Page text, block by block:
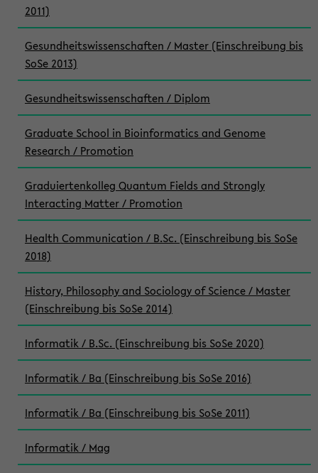
2011)
Gesundheitswissenschaften / Master (Einschreibung bis
SoSe 2013)
Gesundheitswissenschaften / Diplom
Graduate School in Bioinformatics and Genome
Research / Promotion
Graduiertenkolleg Quantum Fields and Strongly
Interacting Matter / Promotion
Health Communication / B.Sc. (Einschreibung bis SoSe
2018)
History, Philosophy and Sociology of Science / Master
(Einschreibung bis SoSe 2014)
Informatik / B.Sc. (Einschreibung bis SoSe 2020)
Informatik / Ba (Einschreibung bis SoSe 2016)
Informatik / Ba (Einschreibung bis SoSe 2011)
Informatik / Mag